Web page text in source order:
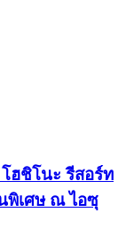
ฮชิโนะ รีสอร์ท
พิเศษ ณ ไอซุ